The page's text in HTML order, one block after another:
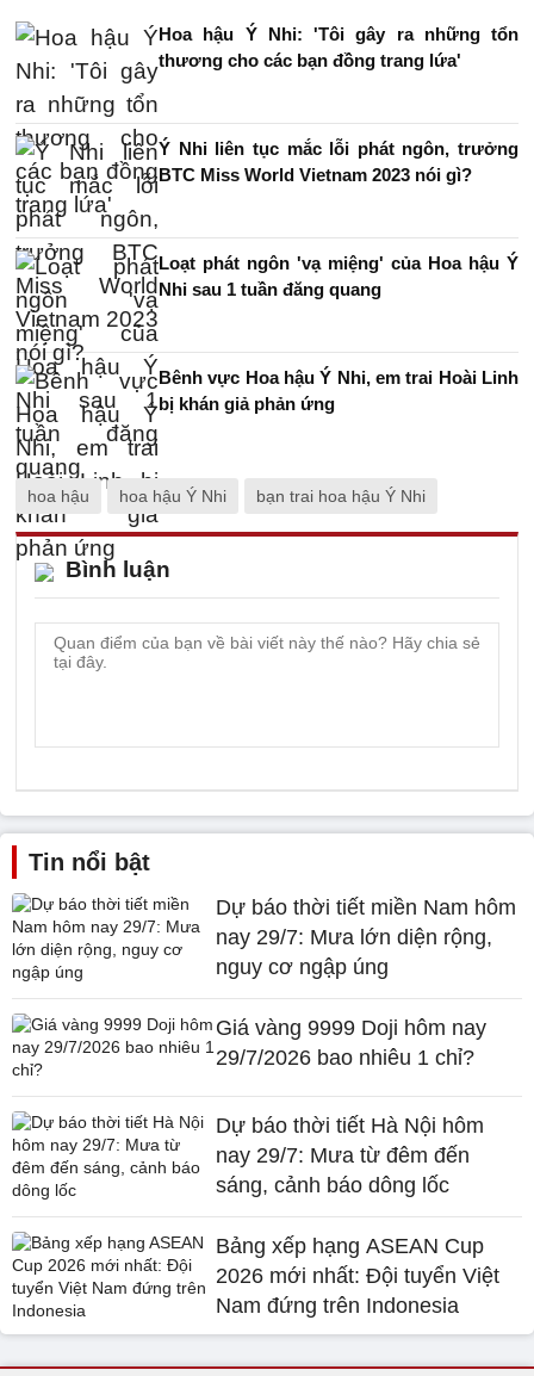
Hoa hậu Ý Nhi: 'Tôi gây ra những tổn
thương cho các bạn đồng trang lứa'
Ý Nhi liên tục mắc lỗi phát ngôn, trưởng
BTC Miss World Vietnam 2023 nói gì?
Loạt phát ngôn 'vạ miệng' của Hoa hậu Ý
Nhi sau 1 tuần đăng quang
Bênh vực Hoa hậu Ý Nhi, em trai Hoài Linh
bị khán giả phản ứng
hoa hậu hoa hậu Ý Nhi bạn trai hoa hậu Ý Nhi
Bình luận
Tin nổi bật
Dự báo thời tiết miền Nam hôm
nay 29/7: Mưa lớn diện rộng,
nguy cơ ngập úng
Giá vàng 9999 Doji hôm nay
29/7/2026 bao nhiêu 1 chỉ?
Dự báo thời tiết Hà Nội hôm
nay 29/7: Mưa từ đêm đến
sáng, cảnh báo dông lốc
Bảng xếp hạng ASEAN Cup
2026 mới nhất: Đội tuyển Việt
Nam đứng trên Indonesia